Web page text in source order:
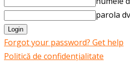
parola
Forgot your password? Get help
Politică de confidențialitate